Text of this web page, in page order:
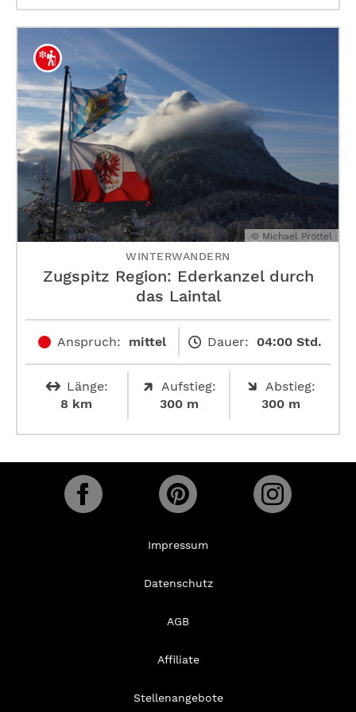
© Michael Pröttel
WINTERWANDERN
Zugspitz Region: Ederkanzel durch
das Laintal
Anspruch: mittel Dauer: 04:00 Std.
Länge:
8 km
Aufstieg:
300 m
Abstieg:
300 m
Impressum
Datenschutz
AGB
Affiliate
Stellenangebote